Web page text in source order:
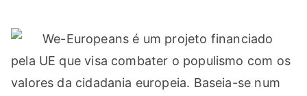
We-Europeans é um projeto financiado
pela UE que visa combater o populismo com os
valores da cidadania europeia. Baseia-se num